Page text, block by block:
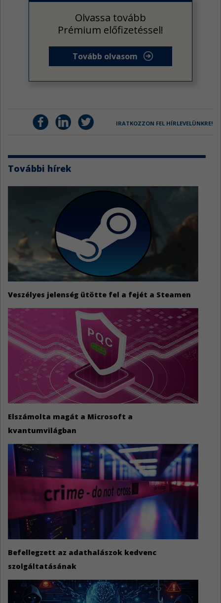
Olvassa tovább
Prémium előfizetéssel!
Tovább olvasom
IRATKOZZON FEL HÍRLEVELÜNKRE!
További hírek
Veszélyes jelenség ütötte fel a fejét a Steamen
Elszámolta magát a Microsoft a
kvantumvilágban
Befellegzett az adathalászok kedvenc
szolgáltatásának